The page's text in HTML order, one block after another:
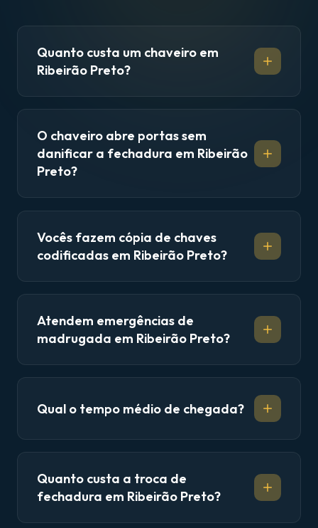
Quanto custa um chaveiro em
Ribeirão Preto?
O chaveiro abre portas sem
danificar a fechadura em Ribeirão
Preto?
Vocês fazem cópia de chaves
codificadas em Ribeirão Preto?
Atendem emergências de
madrugada em Ribeirão Preto?
Qual o tempo médio de chegada?
Quanto custa a troca de
fechadura em Ribeirão Preto?